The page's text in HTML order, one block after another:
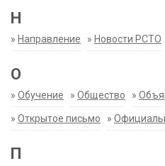
Н
» Направление » Новости РСТО
О
» Обучение » Общество »
» Открытое письмо »
П